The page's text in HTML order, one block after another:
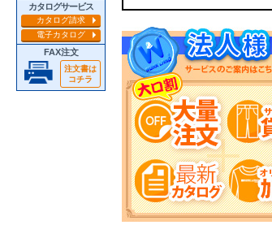
カタログサービス
カタログ請求
電子カタログ
FAX注文
注文書は
コチラ